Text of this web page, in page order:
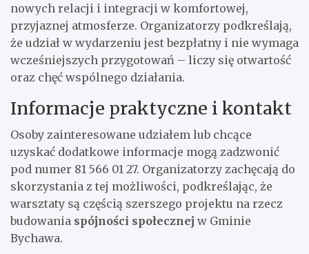
nowych relacji i integracji w komfortowej,
przyjaznej atmosferze. Organizatorzy podkreślają,
że udział w wydarzeniu jest bezpłatny i nie wymaga
wcześniejszych przygotowań – liczy się otwartość
oraz chęć wspólnego działania.
Informacje praktyczne i kontakt
Osoby zainteresowane udziałem lub chcące
uzyskać dodatkowe informacje mogą zadzwonić
pod numer 81 566 01 27. Organizatorzy zachęcają do
skorzystania z tej możliwości, podkreślając, że
warsztaty są częścią szerszego projektu na rzecz
budowania spójności społecznej w Gminie
Bychawa.